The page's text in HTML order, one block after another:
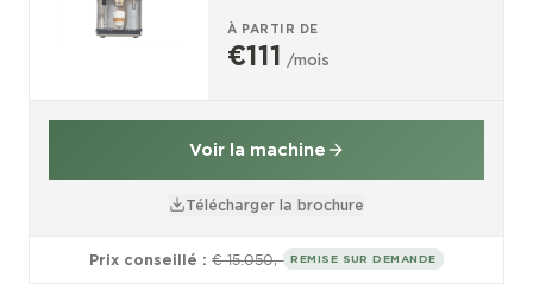
À PARTIR DE
€111 /mois
Voir la machine
Télécharger la brochure
Prix conseillé : € 15.050,- REMISE SUR DEMANDE